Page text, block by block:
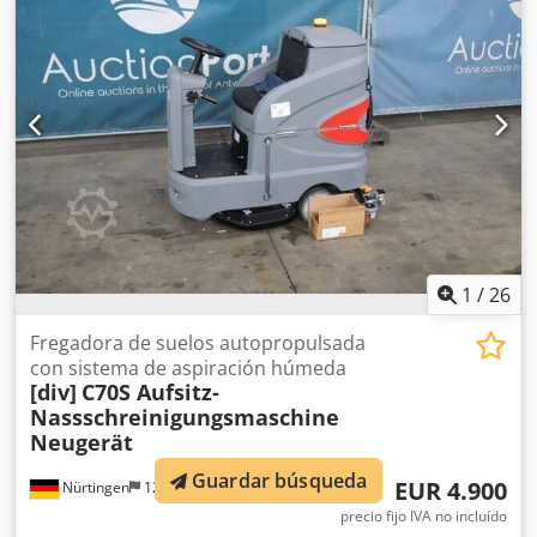
1 /26
Nürtingen 12.057 km
Fregadora de suelos autopropulsada
con sistema de aspiración húmeda
[div] C70S Aufsitz-
Nassschreinigungsmaschine
Neugerät
EUR 4.900
precio fijo IVA no incluído
Guardar búsqueda